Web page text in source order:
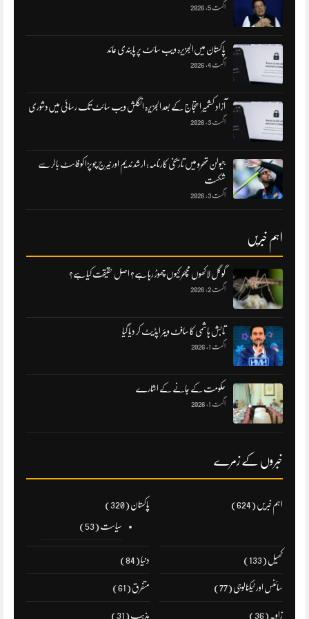
اگست 5, 2026
پاکستان میں‌الجزیرہ ویب سائٹ پر پابندی عائد
اگست 4, 2026
آزاد کشمیر احتجاج کے بعد الجزیرہ انگلش ویب سائٹ تک رسائی میں‌دشوری
اگست 3, 2026
جیولن تھرو میں تاریخی کارنامہ: ارشد ندیم اور نیرج چوپڑا کو فاسٹ بالر سے
شکست
اگست 3, 2026
اہم خبریں
گوگل لاکھوں مچھر کیوں چھوڑ رہا ہے؟ اصل حقیقت کیا ہے؟
اگست 2, 2026
تابش ہاشمی کا سافٹ ویئر اپڈیٹ کر دیا گیا
اگست 1, 2026
حکومت کے جانے کے اشارے
اگست 1, 2026
خبروں کے زمرے
اہم خبریں(624) پاکستان(320)
سیاست(53)
کھیل(133) دنیا(84)
سائنس اور ٹیکنالوجی(77) متفرق(61)
زاویہ (36) مذہب(31)